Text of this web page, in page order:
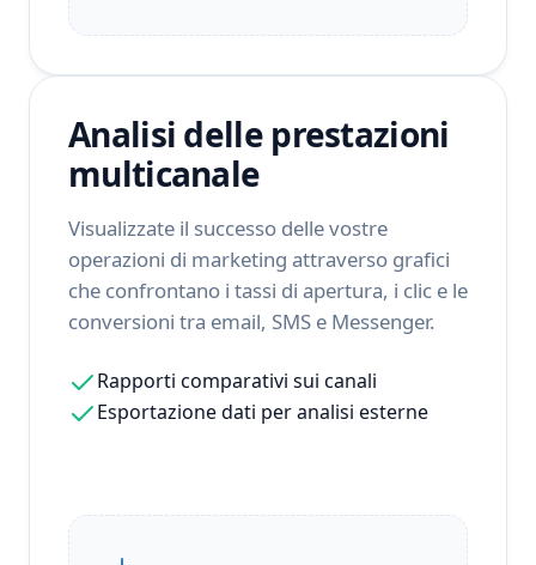
Analisi delle prestazioni
multicanale
Visualizzate il successo delle vostre
operazioni di marketing attraverso grafici
che confrontano i tassi di apertura, i clic e le
conversioni tra email, SMS e Messenger.
Rapporti comparativi sui canali
Esportazione dati per analisi esterne